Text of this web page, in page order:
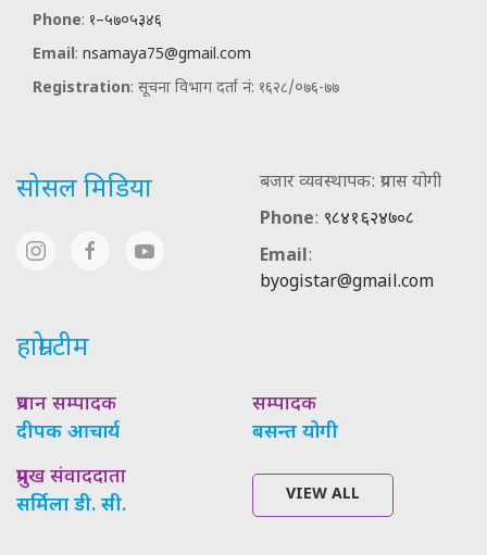
Phone: १–५७०५३४६
Email: nsamaya75@gmail.com
Registration: सूचना विभाग दर्ता नं: १६२८/०७६-७७
सोसल मिडिया
बजार व्यवस्थापक: प्रयास योगी
Phone: ९८४१६२४७०८
Email:
byogistar@gmail.com
हाम्रो टीम
प्रधान सम्पादक
दीपक आचार्य
सम्पादक
बसन्त योगी
प्रमुख संवाददाता
सर्मिला डी. सी.
VIEW ALL